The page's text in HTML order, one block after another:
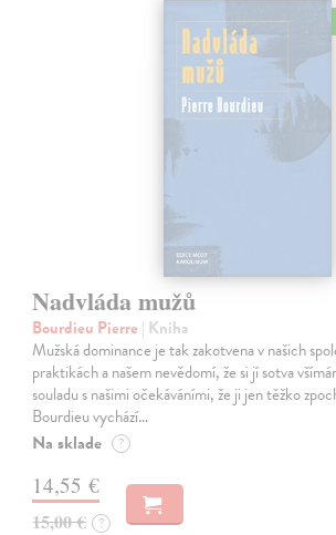
Nadvláda mužů
Bourdieu Pierre | Kniha
Mužská dominance je tak zakotvena v našich
praktikách a našem nevědomí, že si jí sotva
souladu s našimi očekáváními, že ji jen těžko
Bourdieu vychází…
Na sklade ?
14,55 €
15,00 € ?